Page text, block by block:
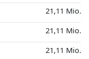
21,11 Mio.
21,11 Mio.
21,11 Mio.